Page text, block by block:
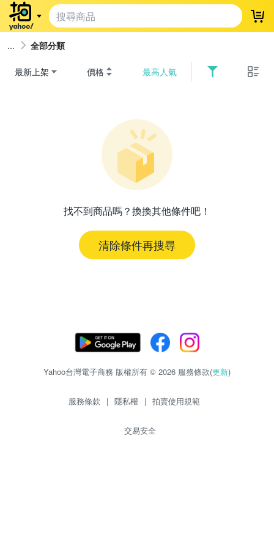
登
全部分類
最新上架 價格 最高人氣
找不到商品嗎？換換其他條件吧！
清除條件再搜尋
Yahoo台灣電子商務 版權所有 © 2026 服務條款(更新)
服務條款 | 隱私權 | 拍賣使用規範
交易安全